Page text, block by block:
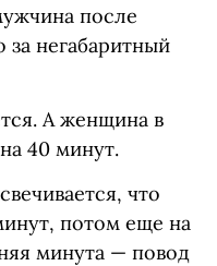
после
негабаритный
А женщина в
40 минут.
что
потом еще на
минута — повод